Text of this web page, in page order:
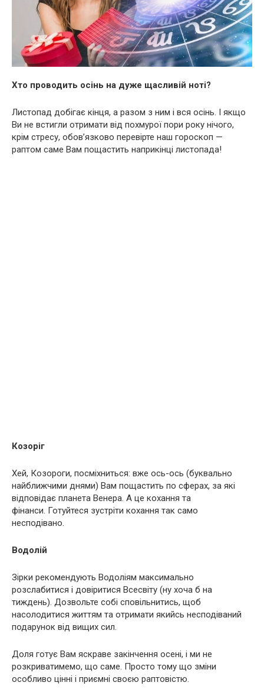
Хто проводить осінь на дуже щасливій ноті?
Листопад добігає кінця, а разом з ним і вся осінь. І якщо
Ви не встигли отримати від похмурої пори року нічого,
крім стресу, обов’язково перевірте наш гороскоп —
раптом саме Вам пощастить наприкінці листопада!
Козоріг
Хей, Козороги, посміхниться: вже ось-ось (буквально
найближчими днями) Вам пощастить по сферах, за які
відповідає планета Венера. А це кохання та
фінанси. Готуйтеся зустріти кохання так само
несподівано.
Водолій
Зірки рекомендують Водоліям максимально
розслабитися і довіритися Всесвіту (ну хоча б на
тиждень). Дозвольте собі сповільнитись, щоб
насолодитися життям та отримати якийсь несподіваний
подарунок від вищих сил.
Доля готує Вам яскраве закінчення осені, і ми не
розкриватимемо, що саме. Просто тому що зміни
особливо цінні і приємні своєю раптовістю.